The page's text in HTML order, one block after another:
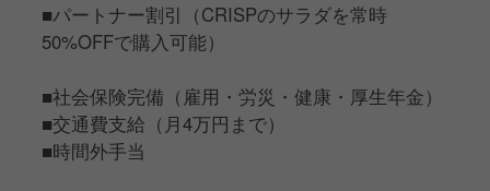
■パートナー割引（CRISPのサラダを常時
50%OFFで購入可能）
■社会保険完備（雇用・労災・健康・厚生年金）
■交通費支給（月4万円まで）
■時間外手当